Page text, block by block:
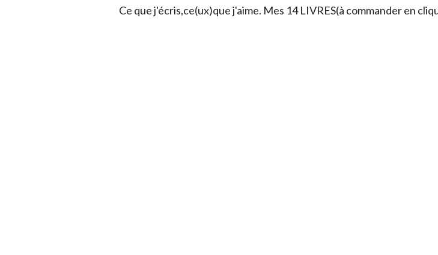
Ce que j'écris,ce(ux)que j'aime. Mes 14 LIVRES(à commander en